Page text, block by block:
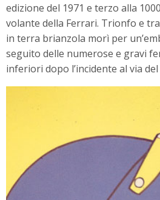
edizione del 1971 e terzo alla
volante della Ferrari. Trionfo e
in terra brianzola morì per
seguito delle numerose e gravi
inferiori dopo l’incidente al via